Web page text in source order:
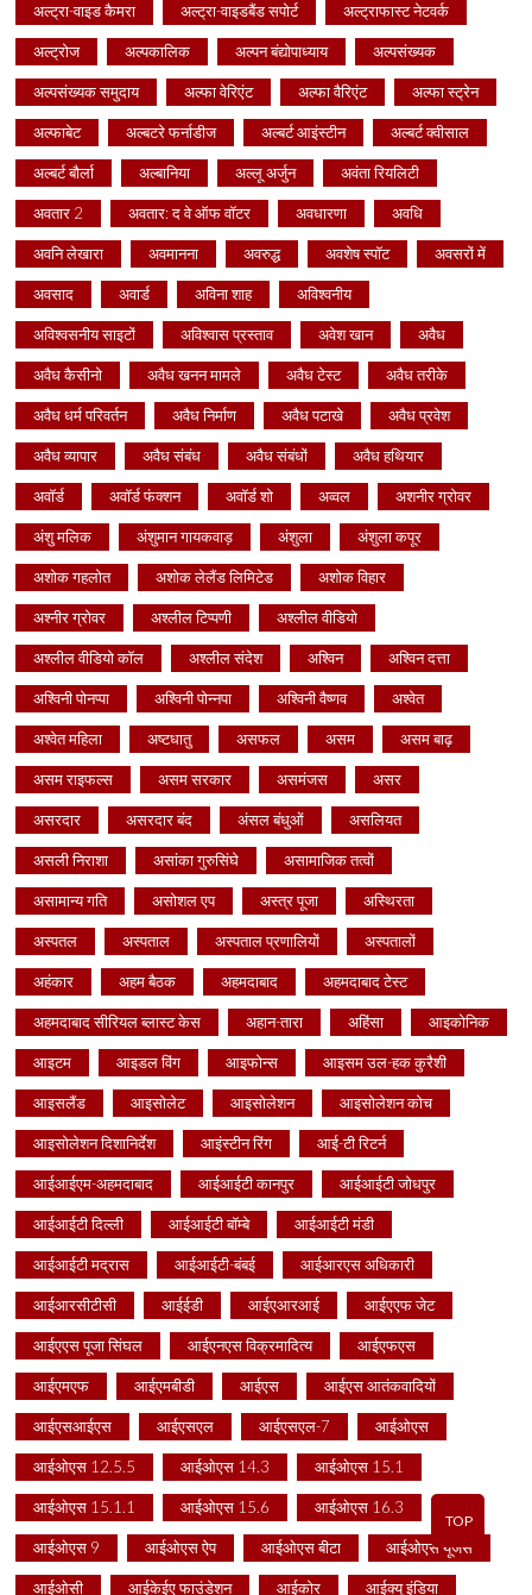
अल्ट्रा-वाइड कैमरा अल्ट्रा-वाइडबैंड सपोर्ट अल्ट्राफास्ट नेटवर्क
अल्ट्रोज अल्पकालिक अल्पन बंद्योपाध्याय अल्पसंख्यक
अल्पसंख्यक समुदाय अल्फा वेरिएंट अल्फा वैरिएंट अल्फा स्ट्रेन
अल्फाबेट अल्बटरे फर्नाडीज अल्बर्ट आइंस्टीन अल्बर्ट क्वीसाल
अल्बर्ट बौर्ला अल्बानिया अल्लू अर्जुन अवंता रियलिटी
अवतार 2 अवतार: द वे ऑफ वॉटर अवधारणा अवधि
अवनि लेखारा अवमानना अवरुद्ध अवशेष स्पॉट अवसरों में
अवसाद अवार्ड अविना शाह अविश्वनीय
अविश्वसनीय साइटों अविश्वास प्रस्ताव अवेश खान अवैध
अवैध कैसीनो अवैध खनन मामले अवैध टेस्ट अवैध तरीके
अवैध धर्म परिवर्तन अवैध निर्माण अवैध पटाखे अवैध प्रवेश
अवैध व्यापार अवैध संबंध अवैध संबंधों अवैध हथियार
अवॉर्ड अवॉर्ड फंक्शन अवॉर्ड शो अव्वल अशनीर ग्रोवर
अंशु मलिक अंशुमान गायकवाड़ अंशुला अंशुला कपूर
अशोक गहलोत अशोक लेलैंड लिमिटेड अशोक विहार
अश्नीर ग्रोवर अश्लील टिप्पणी अश्लील वीडियो
अश्लील वीडियो कॉल अश्लील संदेश अश्विन अश्विन दत्ता
अश्विनी पोनप्पा अश्विनी पोन्नपा अश्विनी वैष्णव अश्वेत
अश्वेत महिला अष्टधातु असफल असम असम बाढ़
असम राइफल्स असम सरकार असमंजस असर
असरदार असरदार बंद अंसल बंधुओं असलियत
असली निराशा असांका गुरुसिंघे असामाजिक तत्वों
असामान्य गति असोशल एप अस्त्र पूजा अस्थिरता
अस्पतल अस्पताल अस्पताल प्रणालियों अस्पतालों
अहंकार अहम बैठक अहमदाबाद अहमदाबाद टेस्ट
अहमदाबाद सीरियल ब्लास्ट केस अहान-तारा अहिंसा आइकोनिक
आइटम आइडल विंग आइफोन्स आइसम उल-हक कुरैशी
आइसलैंड आइसोलेट आइसोलेशन आइसोलेशन कोच
आइसोलेशन दिशानिर्देश आइंस्टीन रिंग आई-टी रिटर्न
आईआईएम-अहमदाबाद आईआईटी कानपुर आईआईटी जोधपुर
आईआईटी दिल्ली आईआईटी बॉम्बे आईआईटी मंडी
आईआईटी मद्रास आईआईटी-बंबई आईआरएस अधिकारी
आईआरसीटीसी आईईडी आईएआरआई आईएएफ जेट
आईएएस पूजा सिंघल आईएनएस विक्रमादित्य आईएफएस
आईएमएफ आईएमबीडी आईएस आईएस आतंकवादियों
आईएसआईएस आईएसएल आईएसएल-7 आईओएस
आईओएस 12.5.5 आईओएस 14.3 आईओएस 15.1
आईओएस 15.1.1 आईओएस 15.6 आईओएस 16.3
आईओएस 9 आईओएस ऐप आईओएस बीटा आईओएस यूजर्स
आईओसी आईकेईए फाउंडेशन आईकोर आईक्यू इंडिया
TOP